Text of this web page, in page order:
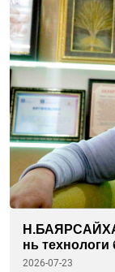
нь технологи
оролцоо
2026-07-23